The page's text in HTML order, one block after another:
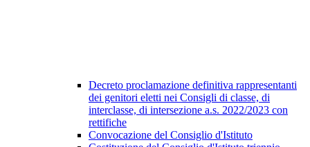
Decreto proclamazione definitiva rappresentanti
dei genitori eletti nei Consigli di classe, di
interclasse, di intersezione a.s. 2022/2023 con
rettifiche
Convocazione del Consiglio d'Istituto